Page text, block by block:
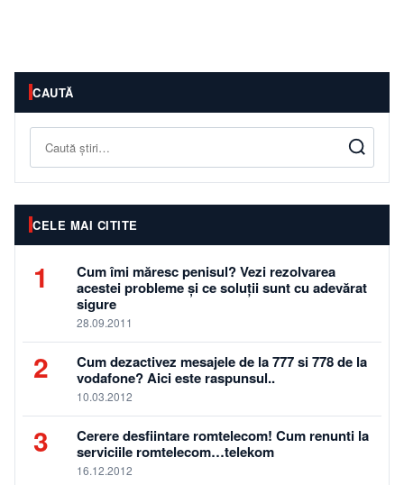
CAUTĂ
Caută
CELE MAI CITITE
1
Cum îmi măresc penisul? Vezi rezolvarea
acestei probleme și ce soluții sunt cu adevărat
sigure
28.09.2011
2
Cum dezactivez mesajele de la 777 si 778 de la
vodafone? Aici este raspunsul..
10.03.2012
3
Cerere desfiintare romtelecom! Cum renunti la
serviciile romtelecom…telekom
16.12.2012